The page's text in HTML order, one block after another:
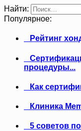
Найти:
Популярное:
Рейтинг
процедуры...
Как
Клиника
5 советов